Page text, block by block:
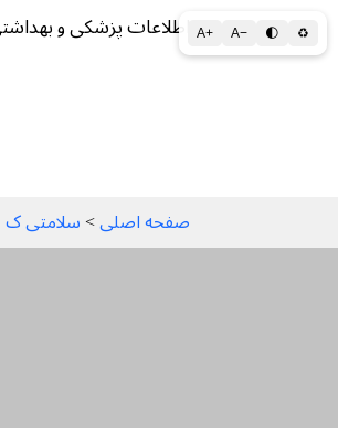
A+ A− 🌓 ♻ اطلاعات پزشکی و
صفحه اصلی > سلامتی ک